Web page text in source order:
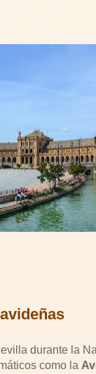
durante la
como la